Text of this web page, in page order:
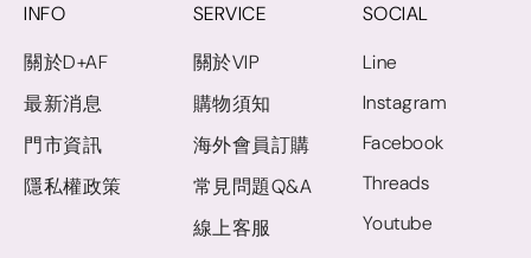
INFO
關於D+AF
最新消息
門市資訊
隱私權政策
SERVICE
關於VIP
購物須知
海外會員訂購
常見問題Q&A
線上客服
SOCIAL
Line
Instagram
Facebook
Threads
Youtube